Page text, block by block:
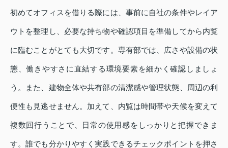
初めてオフィスを借りる際には、事前に自社の条件やレイア
ウトを整理し、必要な持ち物や確認項目を準備してから内覧
に臨むことがとても大切です。専有部では、広さや設備の状
態、働きやすさに直結する環境要素を細かく確認しましょ
う。また、建物全体や共有部の清潔感や管理状態、周辺の利
便性も見逃せません。加えて、内覧は時間帯や天候を変えて
複数回行うことで、日常の使用感をしっかりと把握できま
す。誰でも分かりやすく実践できるチェックポイントを押さ